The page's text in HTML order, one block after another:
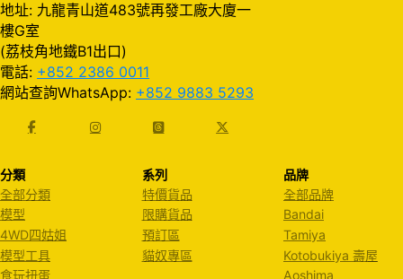
地址: 九龍青山道483號再發工廠大廈一
樓G室
(荔枝角地鐵B1出口)
電話: +852 2386 0011
網站查詢WhatsApp: +852 9883 5293
分類
全部分類
模型
4WD四姑姐
模型工具
食玩扭蛋
系列
特價貨品
限購貨品
預訂區
貓奴專區
品牌
全部品牌
Bandai
Tamiya
Kotobukiya 壽屋
Aoshima